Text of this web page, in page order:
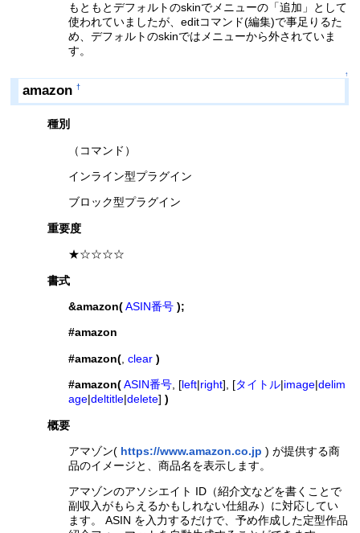
もともとデフォルトのskinでメニューの「追加」として
使われていましたが、editコマンド(編集)で事足りるた
め、デフォルトのskinではメニューから外されていま
す。
↑
amazon †
種別
（コマンド）
インライン型プラグイン
ブロック型プラグイン
重要度
★☆☆☆☆
書式
&amazon(ASIN番号 );
#amazon
#amazon(, clear )
#amazon(ASIN番号, [left|right], [タイトル|image|delim
age|deltitle|delete] )
概要
アマゾン( https://www.amazon.co.jp ) が提供する商
品のイメージと、商品名を表示します。
アマゾンのアソシエイト ID（紹介文などを書くことで
副収入がもらえるかもしれない仕組み）に対応してい
ます。 ASIN を入力するだけで、予め作成した定型作品